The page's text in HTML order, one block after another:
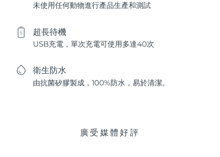
未使用任何動物進行產品生產和測試
超長待機
USB充電，單次充電可使用多達40次
衛生防水
由抗菌矽膠製成，100%防水，易於清潔。
廣受媒體好評